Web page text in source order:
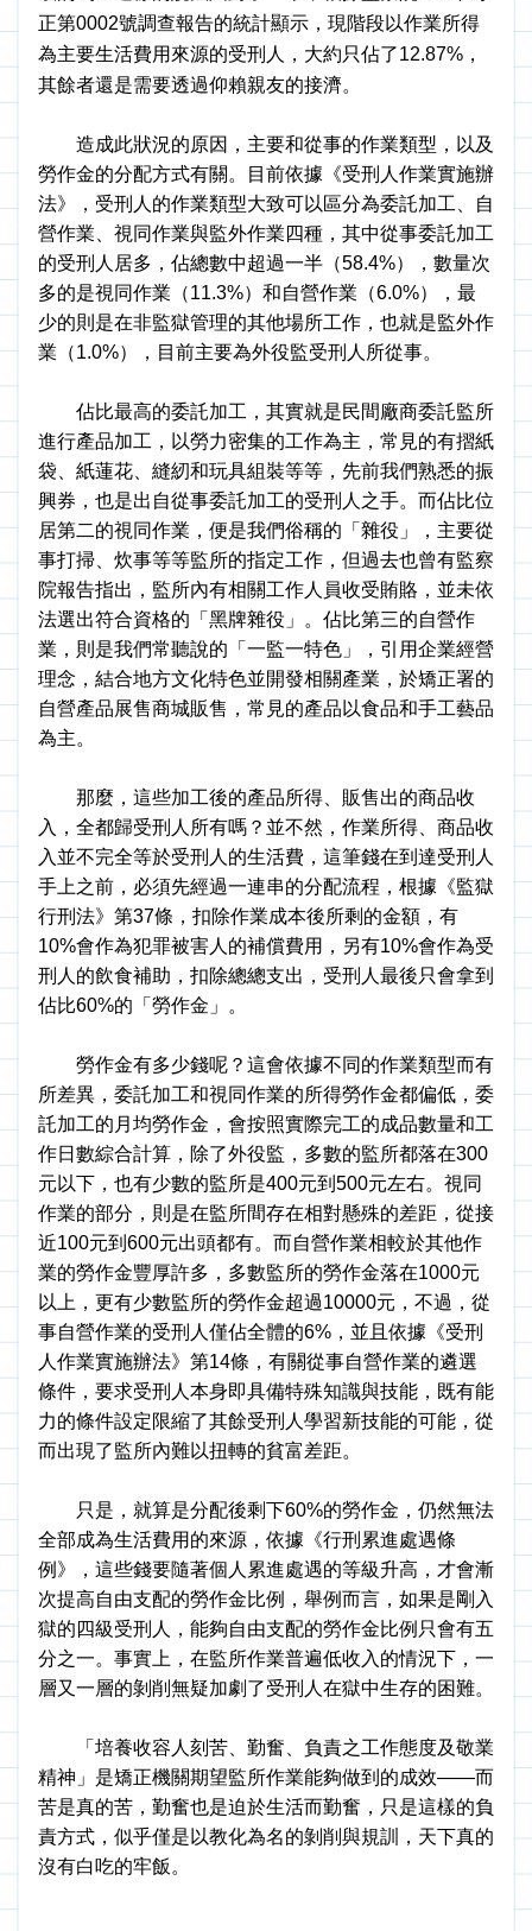
正第0002號調查報告的統計顯示，現階段以作業所得
為主要生活費用來源的受刑人，大約只佔了12.87%，
其餘者還是需要透過仰賴親友的接濟。
造成此狀況的原因，主要和從事的作業類型，以及
勞作金的分配方式有關。目前依據《受刑人作業實施辦
法》，受刑人的作業類型大致可以區分為委託加工、自
營作業、視同作業與監外作業四種，其中從事委託加工
的受刑人居多，佔總數中超過一半（58.4%），數量次
多的是視同作業（11.3%）和自營作業（6.0%），最
少的則是在非監獄管理的其他場所工作，也就是監外作
業（1.0%），目前主要為外役監受刑人所從事。
佔比最高的委託加工，其實就是民間廠商委託監所
進行產品加工，以勞力密集的工作為主，常見的有摺紙
袋、紙蓮花、縫紉和玩具組裝等等，先前我們熟悉的振
興券，也是出自從事委託加工的受刑人之手。而佔比位
居第二的視同作業，便是我們俗稱的「雜役」，主要從
事打掃、炊事等等監所的指定工作，但過去也曾有監察
院報告指出，監所內有相關工作人員收受賄賂，並未依
法選出符合資格的「黑牌雜役」。佔比第三的自營作
業，則是我們常聽說的「一監一特色」，引用企業經營
理念，結合地方文化特色並開發相關產業，於矯正署的
自營產品展售商城販售，常見的產品以食品和手工藝品
為主。
那麼，這些加工後的產品所得、販售出的商品收
入，全都歸受刑人所有嗎？並不然，作業所得、商品收
入並不完全等於受刑人的生活費，這筆錢在到達受刑人
手上之前，必須先經過一連串的分配流程，根據《監獄
行刑法》第37條，扣除作業成本後所剩的金額，有
10%會作為犯罪被害人的補償費用，另有10%會作為受
刑人的飲食補助，扣除總總支出，受刑人最後只會拿到
佔比60%的「勞作金」。
勞作金有多少錢呢？這會依據不同的作業類型而有
所差異，委託加工和視同作業的所得勞作金都偏低，委
託加工的月均勞作金，會按照實際完工的成品數量和工
作日數綜合計算，除了外役監，多數的監所都落在300
元以下，也有少數的監所是400元到500元左右。視同
作業的部分，則是在監所間存在相對懸殊的差距，從接
近100元到600元出頭都有。而自營作業相較於其他作
業的勞作金豐厚許多，多數監所的勞作金落在1000元
以上，更有少數監所的勞作金超過10000元，不過，從
事自營作業的受刑人僅佔全體的6%，並且依據《受刑
人作業實施辦法》第14條，有關從事自營作業的遴選
條件，要求受刑人本身即具備特殊知識與技能，既有能
力的條件設定限縮了其餘受刑人學習新技能的可能，從
而出現了監所內難以扭轉的貧富差距。
只是，就算是分配後剩下60%的勞作金，仍然無法
全部成為生活費用的來源，依據《行刑累進處遇條
例》，這些錢要隨著個人累進處遇的等級升高，才會漸
次提高自由支配的勞作金比例，舉例而言，如果是剛入
獄的四級受刑人，能夠自由支配的勞作金比例只會有五
分之一。事實上，在監所作業普遍低收入的情況下，一
層又一層的剝削無疑加劇了受刑人在獄中生存的困難。
「培養收容人刻苦、勤奮、負責之工作態度及敬業
精神」是矯正機關期望監所作業能夠做到的成效——而
苦是真的苦，勤奮也是迫於生活而勤奮，只是這樣的負
責方式，似乎僅是以教化為名的剝削與規訓，天下真的
沒有白吃的牢飯。